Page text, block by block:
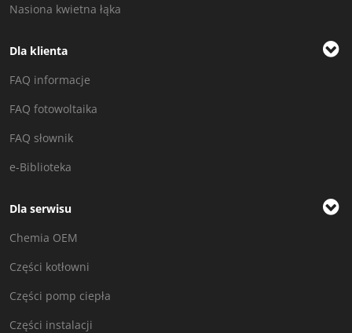
Nasiona kwietna łąka
Dla klienta
FAQ informacje
FAQ fotowoltaika
FAQ słownik
e-Biblioteka
Dla serwisu
Chemia OEM
Części kotłowni
Części pomp ciepła
Części instalacji